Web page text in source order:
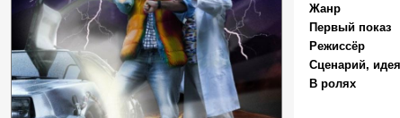
Жанр
Первый показ
Режиссёр
Сценарий, идея
В ролях